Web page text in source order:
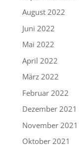
August 2022
Juni 2022
Mai 2022
April 2022
März 2022
Februar 2022
Dezember 2021
November 2021
Oktober 2021